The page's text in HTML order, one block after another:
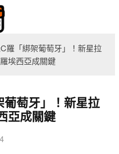
羅「綁架葡萄牙」！新星拉
埃西亞成關鍵
萄牙」！新星拉
亞成關鍵